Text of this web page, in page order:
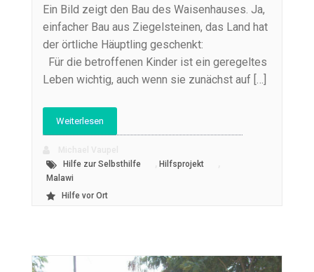
Ein Bild zeigt den Bau des Waisenhauses. Ja,
einfacher Bau aus Ziegelsteinen, das Land hat
der örtliche Häuptling geschenkt:
Für die betroffenen Kinder ist ein geregeltes
Leben wichtig, auch wenn sie zunächst auf […]
Weiterlesen
Hilfe zur Selbsthilfe
Hilfsprojekt
Malawi
Hilfe vor Ort